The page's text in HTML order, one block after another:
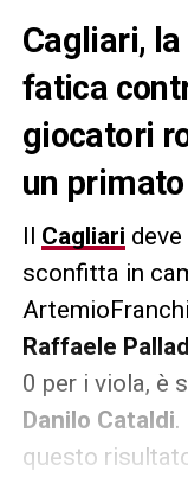
Cagliari,
fatica
giocatori
un
Il Cagliari
sconfitta in
Raffaele
0 per i viola, è
Danilo Cataldi.
questo